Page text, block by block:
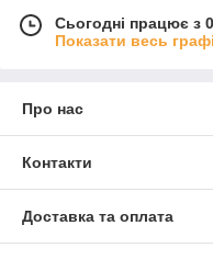
Сьогодні працює з
Показати весь
Про нас
Контакти
Доставка та оплата